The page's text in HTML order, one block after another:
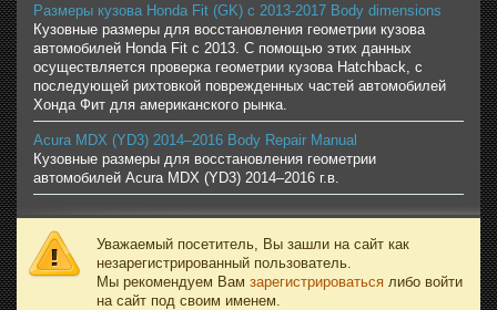
Размеры кузова Honda Fit (GK) с 2013-2017 Body dimensions
Кузовные размеры для восстановления геометрии кузова
автомобилей Honda Fit с 2013. С помощью этих данных
осуществляется проверка геометрии кузова Hatchback, с
последующей рихтовкой поврежденных частей автомобилей
Хонда Фит для американского рынка.
Acura MDX (YD3) 2014–2016 Body Repair Manual
Кузовные размеры для восстановления геометрии
автомобилей Acura MDX (YD3) 2014–2016 г.в.
Уважаемый посетитель, Вы зашли на сайт как
незарегистрированный пользователь.
Мы рекомендуем Вам зарегистрироваться либо войти
на сайт под своим именем.